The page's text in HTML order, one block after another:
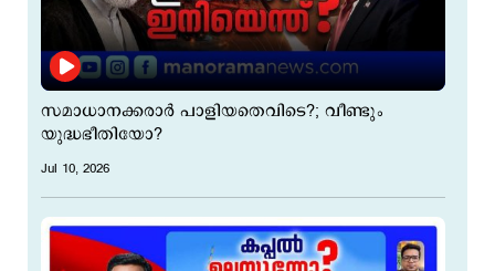
സമാധാനക്കരാര്‍ പാളിയതെവിടെ?; വീണ്ടും
യുദ്ധഭീതിയോ?
Jul 10, 2026